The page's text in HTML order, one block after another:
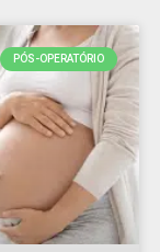
PÓS-OPERATÓRIO